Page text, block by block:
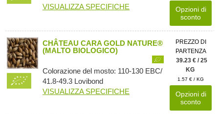
VISUALIZZA SPECIFICHE
Opzioni di
sconto
CHÂTEAU CARA GOLD NATURE®
(MALTO BIOLOGICO)
Colorazione del mosto: 110-130 EBC/
41.8-49.3 Lovibond
VISUALIZZA SPECIFICHE
PREZZO DI
PARTENZA
39.23 € / 25
KG
1.57 € / KG
Opzioni di
sconto